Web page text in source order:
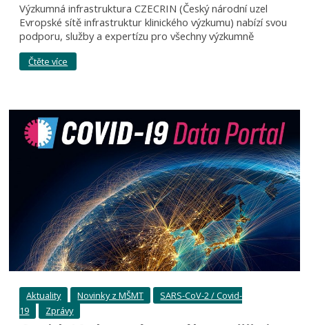
Výzkumná infrastruktura CZECRIN (Český národní uzel
Evropské sítě infrastruktur klinického výzkumu) nabízí svou
podporu, služby a expertízu pro všechny výzkumně
Čtěte více
Aktuality Novinky z MŠMT
SARS-CoV-2 / Covid-
19
Zprávy